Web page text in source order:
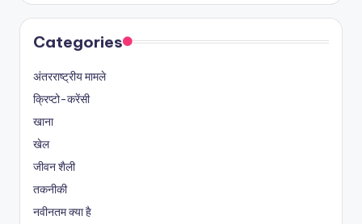
Categories
अंतरराष्ट्रीय मामले
क्रिप्टो-करेंसी
खाना
खेल
जीवन शैली
तकनीकी
नवीनतम क्या है